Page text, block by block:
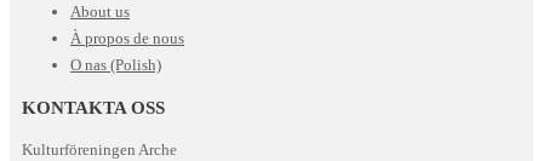
About us
À propos de nous
O nas (Polish)
KONTAKTA OSS
Kulturföreningen Arche